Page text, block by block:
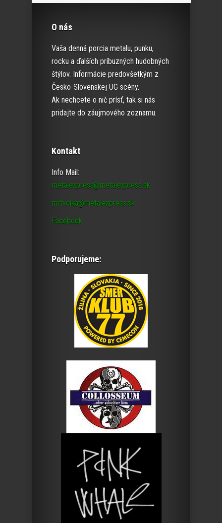
O nás
Vaša denná porcia metalu, punku,
rocku a ďalších príbuzných hudobných
štýlov. Informácie predovšetkým z
Česko-Slovenskej UG scény.
Ak nechcete o nič prísť, tak si nás
pridajte do záujmového zoznamu.
Kontakt
Info Mail:
metalexpress@metalexpress.sk
mrtvolka@metalexpress.sk
Facebook
Podporujeme: